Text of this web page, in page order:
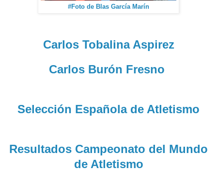
#Foto de Blas García Marín
Carlos Tobalina Aspirez
Carlos Burón Fresno
Selección Española de Atletismo
Resultados Campeonato del Mundo
de Atletismo